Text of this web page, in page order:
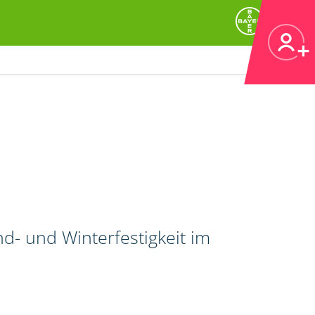
und Winterfestigkeit im